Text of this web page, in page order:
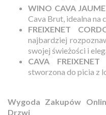
WINO CAVA
Cava Brut, idealna na
FREIXENET
najbardziej
swojej świeżości i
CAVA
stworzona do picia z
Wygoda Zakupów
Drzwi